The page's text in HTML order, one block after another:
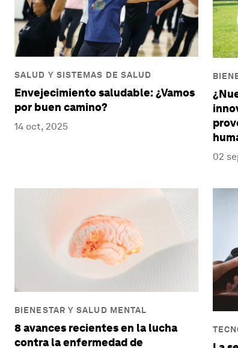
SALUD Y SISTEMAS DE SALUD
Envejecimiento saludable: ¿Vamos
por buen camino?
14 oct, 2025
02
BIENESTAR Y SALUD MENTAL
8 avances recientes en la lucha
contra la enfermedad de